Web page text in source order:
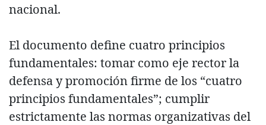
nacional.
El documento define cuatro principios
fundamentales: tomar como eje rector la
defensa y promoción firme de los “cuatro
principios fundamentales”; cumplir
estrictamente las normas organizativas del